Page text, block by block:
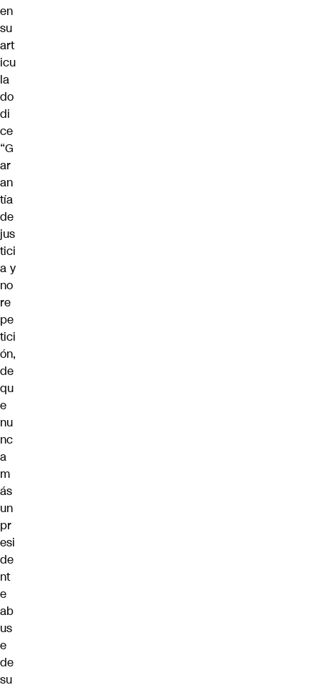
en
su
art
icu
la
do
di
ce
“G
ar
an
tía
de
jus
tici
a y
no
re
pe
tici
ón,
de
qu
e
nu
nc
a
m
ás
un
pr
esi
de
nt
e
ab
us
e
de
su